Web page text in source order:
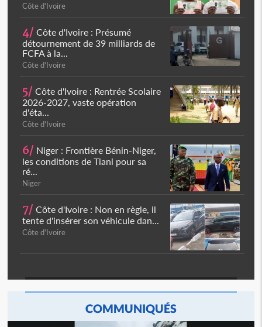
Côte d'Ivoire
4/ Côte d'Ivoire : Présumé
détournement de 39 milliards de
FCFA à la...
Côte d'Ivoire
5/ Côte d'Ivoire : Rentrée Scolaire
2026-2027, vaste opération
d'éta...
Côte d'Ivoire
6/ Niger : Frontière Bénin-Niger,
les conditions de Tiani pour sa
ré...
Niger
7/ Côte d'Ivoire : Non en règle, il
tente d'insérer son véhicule dan...
Côte d'Ivoire
COMMUNIQUÉS